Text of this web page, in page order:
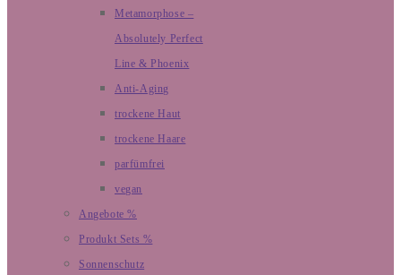
Metamorphose –
Absolutely Perfect
Line & Phoenix
Anti-Aging
trockene Haut
trockene Haare
parfümfrei
vegan
Angebote %
Produkt Sets %
Sonnenschutz